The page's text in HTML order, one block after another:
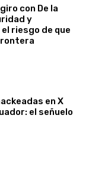
con De la
y
riesgo de que
en X
el señuelo